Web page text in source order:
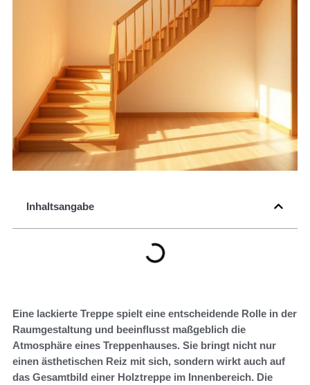
Inhaltsangabe
Eine lackierte Treppe spielt eine entscheidende Rolle in der
Raumgestaltung und beeinflusst maßgeblich die
Atmosphäre eines Treppenhauses. Sie bringt nicht nur
einen ästhetischen Reiz mit sich, sondern wirkt auch auf
das Gesamtbild einer Holztreppe im Innenbereich. Die